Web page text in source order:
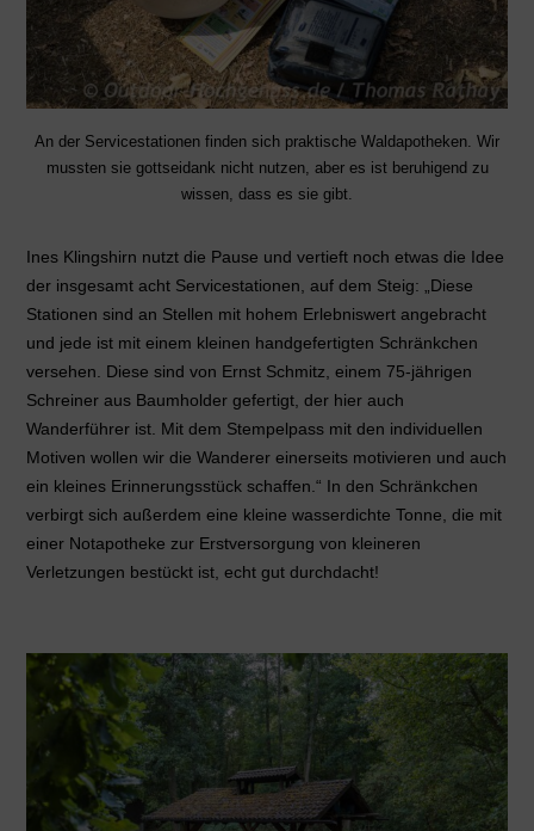
An der Servicestationen finden sich praktische Waldapotheken. Wir
mussten sie gottseidank nicht nutzen, aber es ist beruhigend zu
wissen, dass es sie gibt.
Ines Klingshirn nutzt die Pause und vertieft noch etwas die Idee
der insgesamt acht Servicestationen, auf dem Steig: „Diese
Stationen sind an Stellen mit hohem Erlebniswert angebracht
und jede ist mit einem kleinen handgefertigten Schränkchen
versehen. Diese sind von Ernst Schmitz, einem 75-jährigen
Schreiner aus Baumholder gefertigt, der hier auch
Wanderführer ist. Mit dem Stempelpass mit den individuellen
Motiven wollen wir die Wanderer einerseits motivieren und auch
ein kleines Erinnerungsstück schaffen.“ In den Schränkchen
verbirgt sich außerdem eine kleine wasserdichte Tonne, die mit
einer Notapotheke zur Erstversorgung von kleineren
Verletzungen bestückt ist, echt gut durchdacht!